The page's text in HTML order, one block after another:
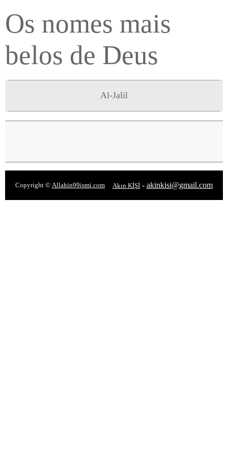
Os nomes mais
belos de Deus
Al-Jalil
Copyright © Allahin99ismi.com Akın KİŞİ - akinkisi@gmail.com